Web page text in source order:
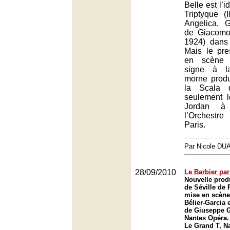
Belle est
Triptyque
Angelica,
de
1924)
Mais le
en scène
signe à
morne
la Scala
seulement
Jordan
Paris.
Par Nicole
28/09/2010
Le Barbier
Nouvelle
de Séville de
mise en
Bélier-Garcia
de Giuseppe
Nantes Opéra.
Le Grand T,